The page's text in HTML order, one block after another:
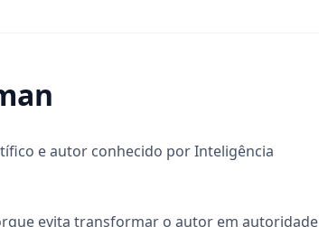
e autor conhecido por Inteligência
evita transformar o autor em autoridade